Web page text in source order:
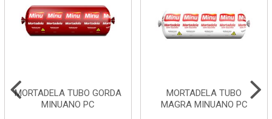
MORTADELA TUBO GORDA
MINUANO PC
MORTADELA TUBO
MAGRA MINUANO PC